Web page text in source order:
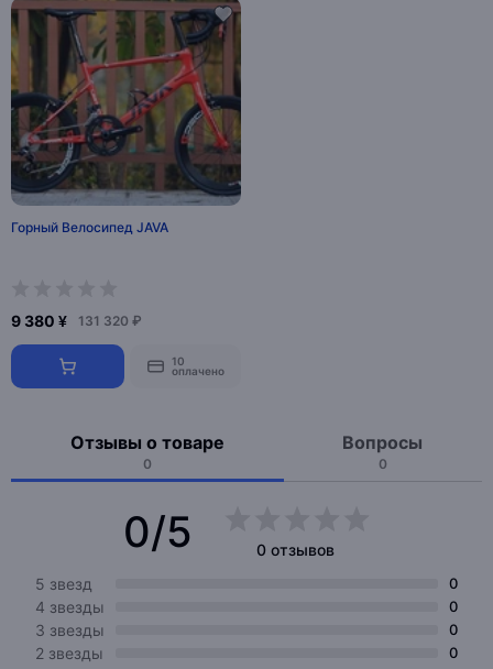
Горный Велосипед JAVA
9 380 ¥ 131 320 ₽
10
оплачено
Отзывы о товаре
0
Вопросы
0
0/5
0 отзывов
5 звезд
0
4 звезды 0
3 звезды 0
2 звезды 0